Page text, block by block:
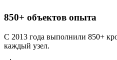
850+ объектов опыта
С 2013 года выполнили 850+
каждый узел.